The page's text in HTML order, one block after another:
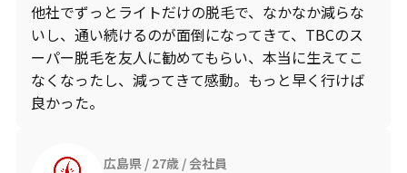
他社でずっとライトだけの脱毛で、なかなか減らな
いし、通い続けるのが面倒になってきて、TBCのス
ーパー脱毛を友人に勧めてもらい、本当に生えてこ
なくなったし、減ってきて感動。もっと早く行けば
良かった。
広島県 27歳 会社員